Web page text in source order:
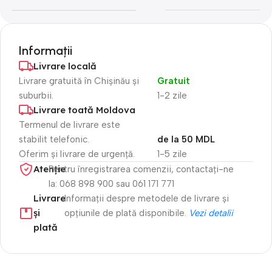
Informații
Livrare locală
Livrare gratuită în Chișinău și
suburbii.
1-2 zile
Gratuit
Livrare toată Moldova
Termenul de livrare este
stabilit telefonic.
Oferim și livrare de urgență.
1-5 zile
de la 50 MDL
Atenție​Pentru înregistrarea comenzii, contactați-ne
la: 068 898 900 sau 061 171 771
Livrare
și
plată
Informații despre metodele de livrare și
opțiunile de plată disponibile. Vezi detalii